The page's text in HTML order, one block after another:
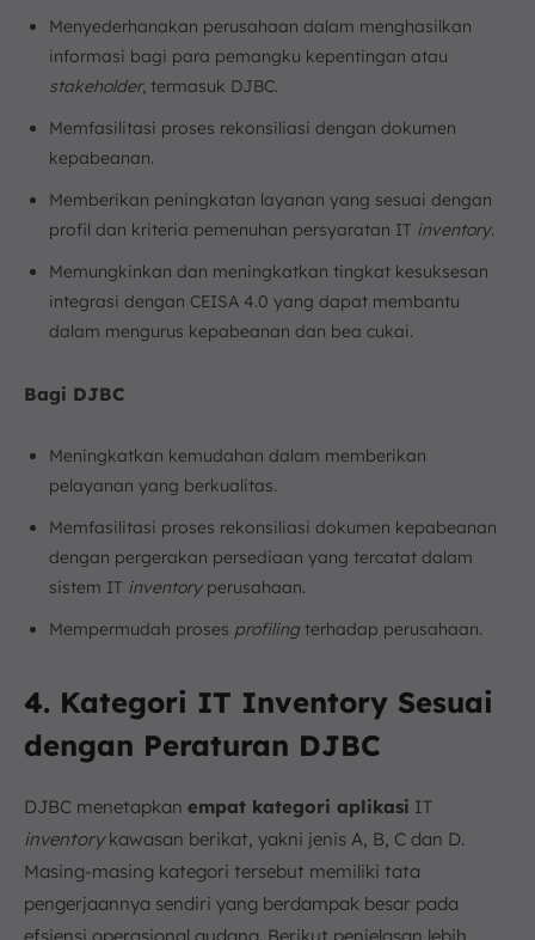
Menyederhanakan perusahaan dalam menghasilkan
informasi bagi para pemangku kepentingan atau
stakeholder, termasuk DJBC.
Memfasilitasi proses rekonsiliasi dengan dokumen
kepabeanan.
Memberikan peningkatan layanan yang sesuai dengan
profil dan kriteria pemenuhan persyaratan IT inventory.
Memungkinkan dan meningkatkan tingkat kesuksesan
integrasi dengan CEISA 4.0 yang dapat membantu
dalam mengurus kepabeanan dan bea cukai.
Bagi DJBC
Meningkatkan kemudahan dalam memberikan
pelayanan yang berkualitas.
Memfasilitasi proses rekonsiliasi dokumen kepabeanan
dengan pergerakan persediaan yang tercatat dalam
sistem IT inventoryperusahaan.
Mempermudah proses profilingterhadap perusahaan.
4. Kategori IT Inventory Sesuai
dengan Peraturan DJBC
DJBC menetapkan empat kategori aplikasi IT
inventorykawasan berikat, yakni jenis A, B, C dan D.
Masing-masing kategori tersebut memiliki tata
pengerjaannya sendiri yang berdampak besar pada
efsiensi operasional gudang. Berikut penjelasan lebih